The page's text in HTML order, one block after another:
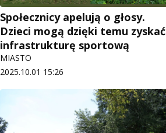
Społecznicy apelują o głosy.
Dzieci mogą dzięki temu zyskać
infrastrukturę sportową
MIASTO
2025.10.01 15:26